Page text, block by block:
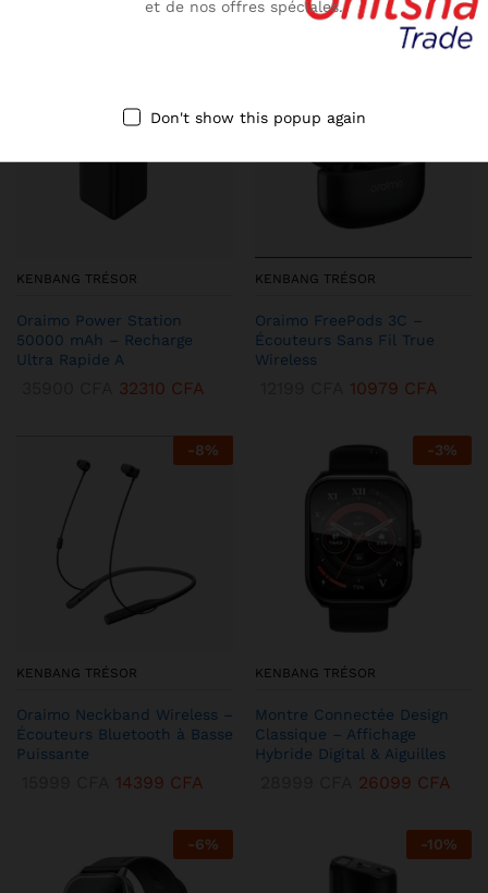
KENBANG TRÉSOR
Oraimo Power Station
50000 mAh – Recharge
Ultra Rapide A
32310 CFA
- %
KENBANG TRÉSOR
Oraimo FreePods 3C –
Écouteurs Sans Fil True
Wireless
10979 CFA
-8%
KENBANG TRÉSOR
Oraimo Neckband Wireless –
Écouteurs Bluetooth à Basse
Puissante
14399 CFA
-3%
KENBANG TRÉSOR
Montre Connectée Design
Classique – Affichage
Hybride Digital & Aiguilles
26099 CFA
-6% -10%
et de nos offres spéciales.
Don't show this popup again